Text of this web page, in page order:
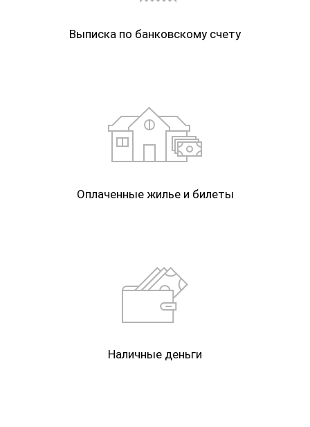
Выписка по банковскому счету
Оплаченные жилье и билеты
Наличные деньги